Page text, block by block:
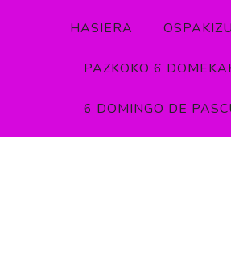
HASIERA
PAZKOKO 6
6 DOMINGO DE